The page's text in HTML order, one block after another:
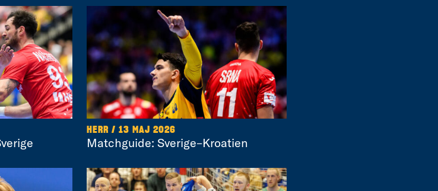
HERR / 13 MAJ 2026
Matchguide: Sverige–Kroatien